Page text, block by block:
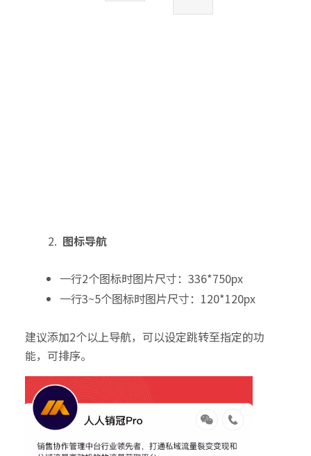
图标导航
一行2个图标时图片尺寸：336*750px
一行3~5个图标时图片尺寸：120*120px
建议添加2个以上导航，可以设定跳转至指定的功
能，可排序。